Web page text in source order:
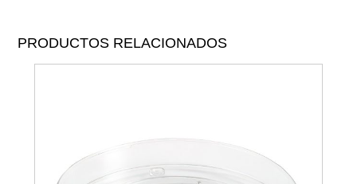
PRODUCTOS RELACIONADOS